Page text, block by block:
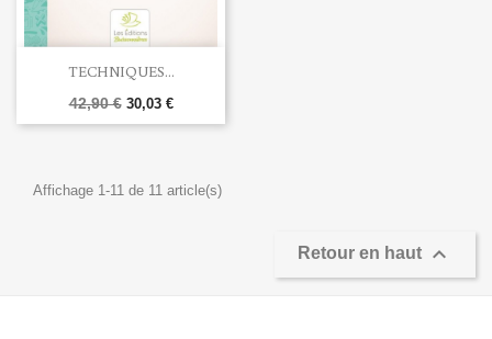
TECHNIQUES...
42,90 € 30,03 €
Affichage 1-11 de 11 article(s)
Retour en haut 